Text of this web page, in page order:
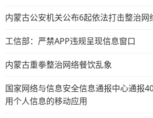
内蒙古公安机关公布6起依法打击整治网
工信部：严禁APP违规呈现信息窗口
内蒙古重拳整治网络餐饮乱象
国家网络与信息安全信息通报中心通报
用个人信息的移动应用